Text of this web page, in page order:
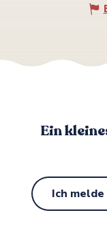
Ein
Ich